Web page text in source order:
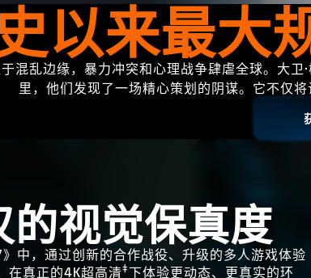
以来最大
混乱边缘，暴力冲突和心理战争肆虐全球。大
里，他们发现了一场精心策划的阴谋。它不仅
的视觉保真度
中，通过创新的合作战役、升级的多人游戏体验
在真正的4K超高清‡下体验更动态、更真实的环